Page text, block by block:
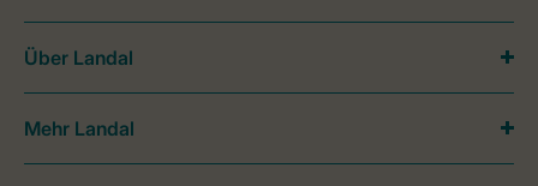
Über Landal
Mehr Landal